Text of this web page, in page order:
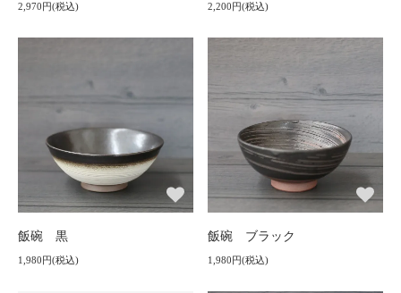
2,970円(税込) 2,200円(税込)
飯碗 黒
1,980円(税込)
飯碗 ブラック
1,980円(税込)